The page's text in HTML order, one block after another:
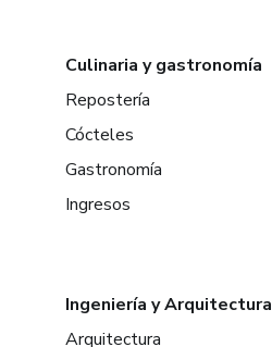
Culinaria y gastronomía
Repostería
Cócteles
Gastronomía
Ingresos
Ingeniería y Arquitectura
Arquitectura